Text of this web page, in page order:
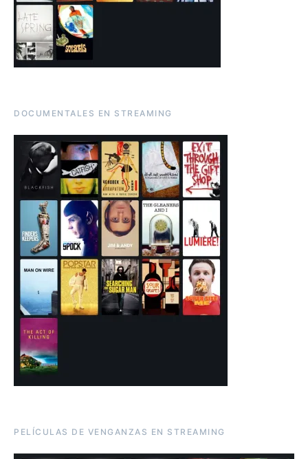
DOCUMENTALES EN STREAMING
PELÍCULAS DE VENGANZAS EN STREAMING